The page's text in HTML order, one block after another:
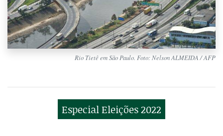
Rio Tietê em São Paulo. Foto: Nelson ALMEIDA / AFP
Especial Eleições 2022